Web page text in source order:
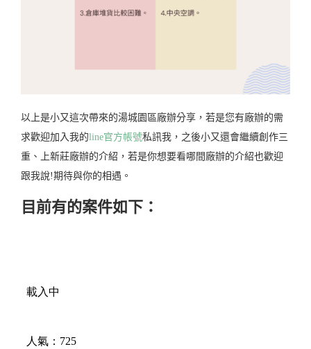
以上是小又這次帶來的湯城園區廠辦分享，若是您有廠辦的需
求歡迎加入我的line官方帳號私訊我，之後小又還會繼續創作三
重、上新莊廠辦的介紹，若是你想要看哪間廠辦的介紹也歡迎
跟我說!期待與你的相遇。
目前有的案件如下：